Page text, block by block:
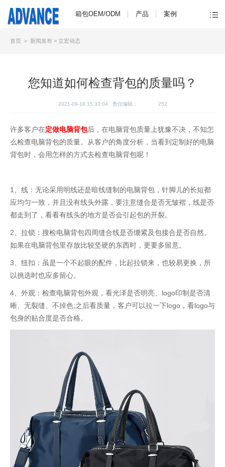
箱包OEM/ODM 产品 案例
首页 > 新闻发布 > 立宏动态
您知道如何检查背包的质量吗？
2021-09-16 15:33:04 责任编辑： 252
许多客户在定做电脑背包后，在电脑背包质量上犹豫不决，不知怎
么检查电脑背包的质量。从客户的角度分析，当看到定制好的电脑
背包时，会用怎样的方式去检查电脑背包呢！
1、线：无论采用明线还是暗线缝制的电脑背包，针脚儿的长短都
应均匀一致，并且没有线头外露，要注意缝合是否无皱褶，线是否
都走到了，看看有线头的地方是否会引起包的开裂。
2、拉锁：搜检电脑背包四周缝合线是否绷紧及包接合是否自然。
如果在电脑背包里存放比较坚硬的东西时，更要多留意。
3、纽扣：虽是一个不起眼的配件，比起拉锁来，也较易更换，所
以挑选时也应多留心。
4、外观：检查电脑背包外观，看光泽是否明亮、logo印制是否清
晰、无裂缝、不掉色;之后看质量，客户可以拉一下logo，看logo与
包身的贴合度是否合格。